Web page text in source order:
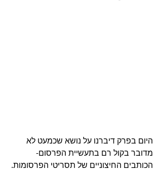
היום בפרק דיברנו על נושא שכמעט לא
מדובר בקול רם בתעשיית הפרסום-
הכותבים החיצוניים של תסריטי הפרסומות.